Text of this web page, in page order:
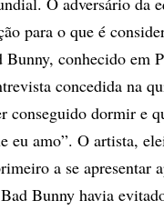
para o que é
conhecido em
concedida na
dormir e
eu amo”. O artista,
a se apresentar
Bunny havia